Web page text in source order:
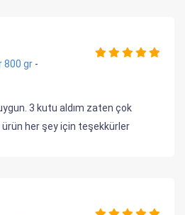
800 gr -
3 kutu aldım zaten çok
her şey için teşekkürler